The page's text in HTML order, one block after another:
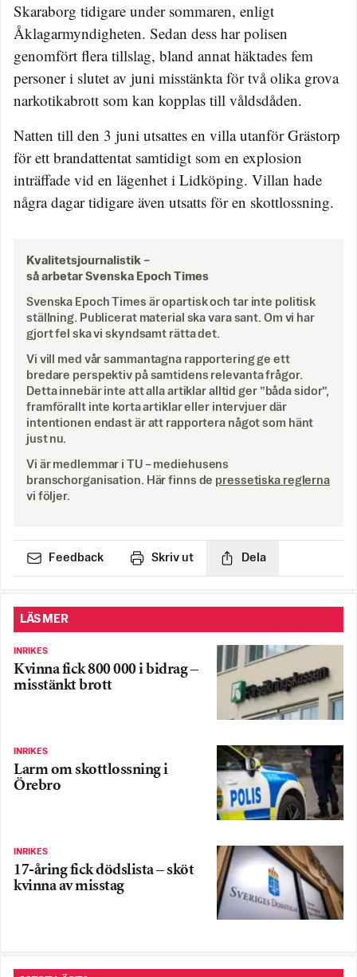
Skaraborg tidigare under sommaren, enligt
Åklagarmyndigheten. Sedan dess har polisen
genomfört flera tillslag, bland annat häktades fem
personer i slutet av juni misstänkta för två olika grova
narkotikabrott som kan kopplas till våldsdåden.
Natten till den 3 juni utsattes en villa utanför Grästorp
för ett brandattentat samtidigt som en explosion
inträffade vid en lägenhet i Lidköping. Villan hade
några dagar tidigare även utsatts för en skottlossning.
Kvalitetsjournalistik –
så arbetar Svenska Epoch Times
Svenska Epoch Times är opartisk och tar inte politisk
ställning. Publicerat material ska vara sant. Om vi har
gjort fel ska vi skyndsamt rätta det.
Vi vill med vår sammantagna rapportering ge ett
bredare perspektiv på samtidens relevanta frågor.
Detta innebär inte att alla artiklar alltid ger ”båda sidor”,
framförallt inte korta artiklar eller intervjuer där
intentionen endast är att rapportera något som hänt
just nu.
Vi är medlemmar i TU – mediehusens
branschorganisation. Här finns de pressetiska reglerna
vi följer.
Feedback Skriv ut Dela
LÄS MER
INRIKES
Kvinna fick 800 000 i bidrag –
misstänkt brott
INRIKES
Larm om skottlossning i
Örebro
INRIKES
17-åring fick dödslista – sköt
kvinna av misstag